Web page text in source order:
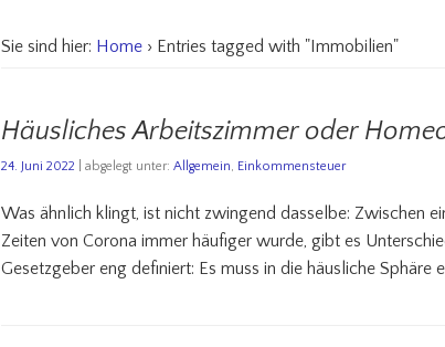
Sie sind hier: Home › Entries tagged with "Immobilien"
Häusliches Arbeitszimmer oder
24. Juni 2022 | abgelegt unter:Allgemein, Einkommensteuer
Was ähnlich klingt, ist nicht zwingend dasselbe: Zwischen
Zeiten von Corona immer häufiger wurde, gibt es
Gesetzgeber eng definiert: Es muss in die häusliche Sphäre